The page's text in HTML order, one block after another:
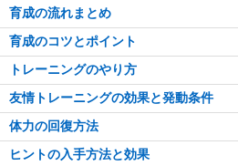
育成の流れまとめ
育成のコツとポイント
トレーニングのやり方
友情トレーニングの効果と発動条件
体力の回復方法
ヒントの入手方法と効果